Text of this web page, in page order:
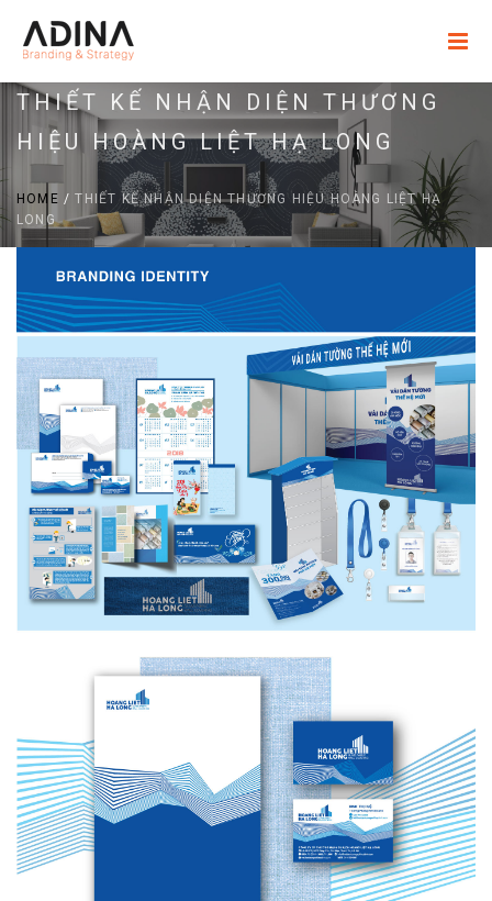
THIẾT KẾ NHẬN DIỆN THƯƠNG
HIỆU HOÀNG LIỆT HẠ LONG
HOME /THIẾT KẾ NHẬN DIỆN THƯƠNG HIỆU HOÀNG LIỆT HẠ
LONG